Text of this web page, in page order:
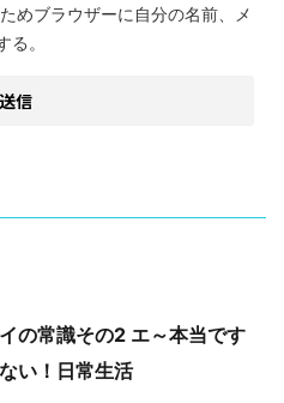
めブラウザーに自分の名前、メ
。
の常識その2 エ～本当です
い！日常生活